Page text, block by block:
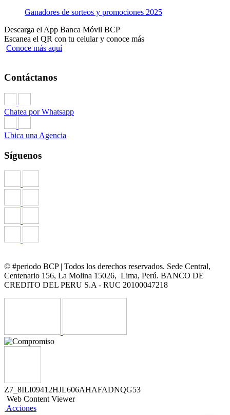
Ganadores de sorteos y promociones 2025
Descarga el App Banca Móvil BCP
Escanea el QR con tu celular y conoce más
Conoce más aquí
Contáctanos
Chatea por Whatsapp
Ubica una Agencia
Síguenos
© #periodo BCP | Todos los derechos reservados. Sede Central,
Centenario 156, La Molina 15026, Lima, Perú. BANCO DE
CREDITO DEL PERU S.A - RUC 20100047218
Z7_8ILI09412HJL606AHAFADNQG53
Web Content Viewer
Acciones